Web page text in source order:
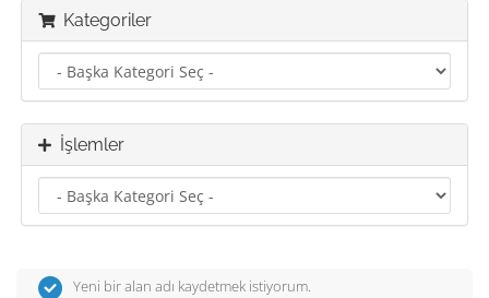
Kategoriler
İşlemler
Yeni bir alan adı kaydetmek istiyorum.